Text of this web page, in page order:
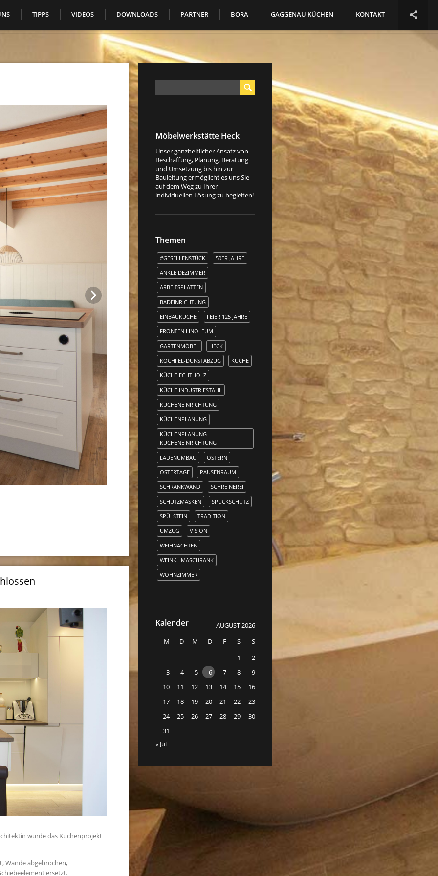

TIPPS VIDEOS DOWNLOADS PARTNER BORA GAGGENAU KÜCHEN KONTAKT

wurde das Küchenprojekt
Wände abgebrochen,
ersetzt.
Möbelwerkstätte Heck
Unser ganzheitlicher Ansatz von
Beschaffung, Planung, Beratung
und Umsetzung bis hin zur
Bauleitung ermöglicht es uns Sie
auf dem Weg zu Ihrer
individuellen Lösung zu begleiten!
Themen
#GESELLENSTÜCK
50ER JAHRE
ANKLEIDEZIMMER
ARBEITSPLATTEN
BADEINRICHTUNG
EINBAUKÜCHE
FEIER 125 JAHRE
FRONTEN LINOLEUM
GARTENMÖBEL
HECK
KOCHFEL-DUNSTABZUG
KÜCHE
KÜCHE ECHTHOLZ
KÜCHE INDUSTRIESTAHL
KÜCHENEINRICHTUNG
KÜCHENPLANUNG
KÜCHENPLANUNG
KÜCHENEINRICHTUNG
LADENUMBAU
OSTERN
OSTERTAGE
PAUSENRAUM
SCHRANKWAND
SCHREINEREI
SCHUTZMASKEN
SPUCKSCHUTZ
SPÜLSTEIN
TRADITION
UMZUG
VISION
WEIHNACHTEN
WEINKLIMASCHRANK
WOHNZIMMER
Kalender
AUGUST 2026
M
D M D F S
S
1
2
3
4 5 6 7 8
9
10
11 12 13 14 15
16
17
18 19 20 21 22
23
24
25 26 27 28 29
30
31
« Jul